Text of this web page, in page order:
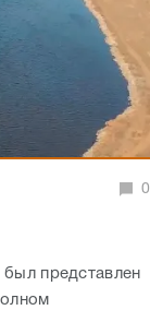
0
представлен